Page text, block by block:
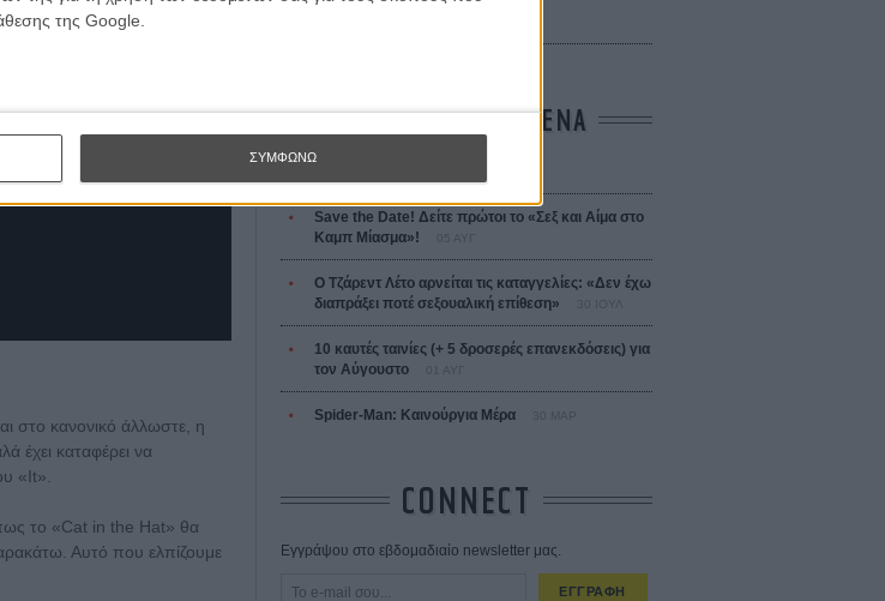
της Google.
ΣΥΜΦΩΝΩ
στο κανονικό άλλωστε, η
έχει καταφέρει να
«It».
πως το «Cat in the Hat» θα
Αυτό που ελπίζουμε
L’ Affaire Bojarski (The Moneymaker)
ΤΑ ΠΙΟ ΔΙΑΒΑΣΜΕΝΑ
Save the Date! Δείτε πρώτοι το «Σεξ και Αίμα στο
Καμπ Μίασμα»!
Ο Τζάρεντ Λέτο αρνείται τις καταγγελίες: «Δεν έχω
διαπράξει ποτέ σεξουαλική επίθεση»
10 καυτές ταινίες (+ 5 δροσερές επανεκδόσεις) για
τον Αύγουστο
Spider-Man: Καινούργια Μέρα 30 ΜΑΡ
CONNECT
Εγγράψου στο εβδομαδιαίο newsletter μας.
ΕΓΓΡΑΦΗ